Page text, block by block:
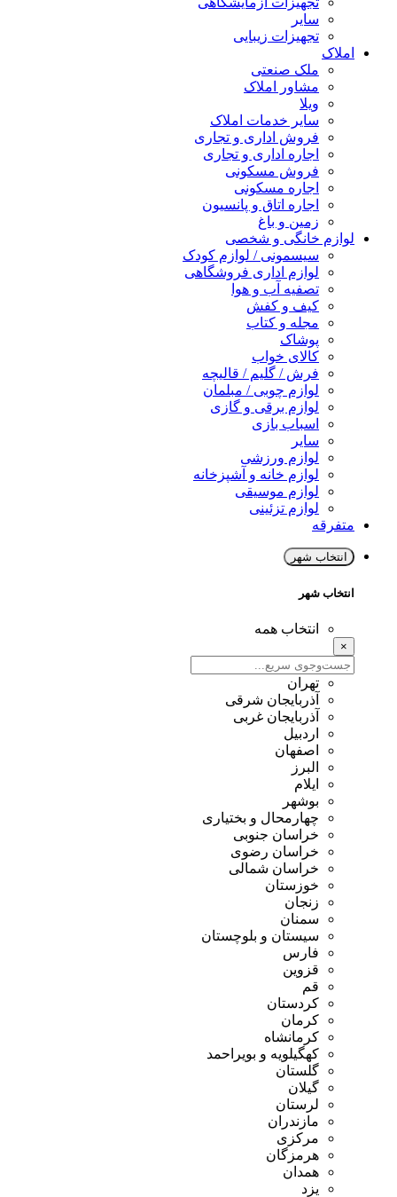
سایر
تجهیزات زیبایی
املاک
ملک صنعتی
مشاور املاک
ویلا
سایر خدمات املاک
فروش اداری و تجاری
اجاره اداری و تجاری
فروش مسکونی
اجاره مسکونی
اجاره اتاق و پانسیون
زمین و باغ
لوازم خانگی و شخصی
سیسمونی / لوازم کودک
لوازم اداری فروشگاهی
تصفیه آب و هوا
کیف و کفش
مجله و کتاب
پوشاک
کالای خواب
فرش / گلیم / قالیچه
لوازم چوبی / مبلمان
لوازم برقی و گازی
اسباب بازی
سایر
لوازم ورزشی
لوازم خانه و آشپزخانه
لوازم موسیقی
لوازم تزئینی
متفرقه
انتخاب شهر
انتخاب شهر
انتخاب همه
×
تهران
آذربایجان شرقی
آذربایجان غربی
اردبیل
اصفهان
البرز
ایلام
بوشهر
چهارمحال و بختیاری
خراسان جنوبی
خراسان رضوی
خراسان شمالی
خوزستان
زنجان
سمنان
سیستان و بلوچستان
فارس
قزوین
قم
کردستان
کرمان
کرمانشاه
کهگیلویه و بویراحمد
گلستان
گیلان
لرستان
مازندران
مرکزی
هرمزگان
همدان
یزد